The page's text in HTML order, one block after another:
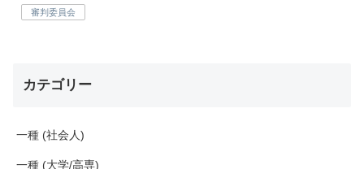
審判委員会
カテゴリー
一種 (社会人)
一種 (大学/高専)